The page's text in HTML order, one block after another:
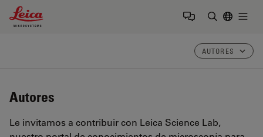
Leica Microsystems Logo
AUTORES
Autores
Le invitamos a contribuir con Leica Science Lab,